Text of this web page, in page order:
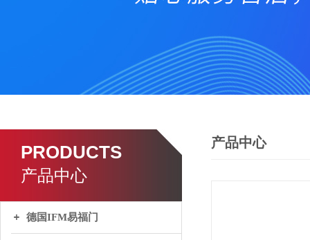
PRODUCTS
产品中心
德国IFM易福门
产品中心